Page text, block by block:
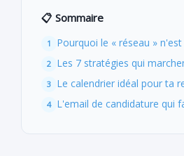
📋 Sommaire
Pourquoi le « réseau »
Les 7 stratégies qui
Le calendrier idéal pour ta
L'email de candidature qui